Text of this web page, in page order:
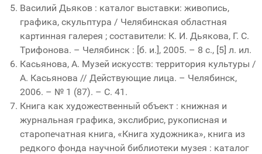
Василий Дьяков : каталог выставки: живопись,
графика, скульптура / Челябинская областная
картинная галерея ; составители: К. И. Дьякова, Г. С.
Трифонова. – Челябинск : [б. и.], 2005. – 8 с., [5] л. ил.
Касьянова, А. Музей искусств: территория культуры /
А. Касьянова // Действующие лица. – Челябинск,
2006. – № 1 (87). – С. 41.
Книга как художественный объект : книжная и
журнальная графика, экслибрис, рукописная и
старопечатная книга, «Книга художника», книга из
редкого фонда научной библиотеки музея : каталог